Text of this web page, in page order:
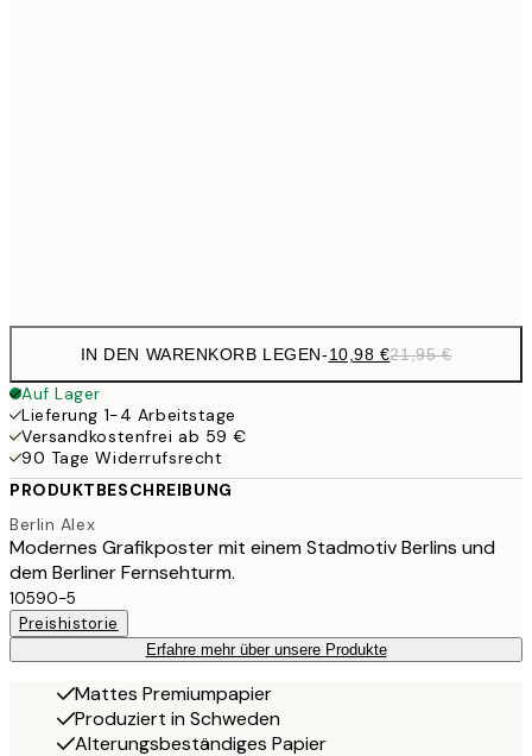
IN DEN WARENKORB LEGEN-10,98 €21,95 €
Auf Lager
Lieferung 1-4 Arbeitstage
Versandkostenfrei ab 59 €
90 Tage Widerrufsrecht
PRODUKTBESCHREIBUNG
Berlin Alex
Modernes Grafikposter mit einem Stadmotiv Berlins und
dem Berliner Fernsehturm.
10590-5
Preishistorie
Erfahre mehr über unsere Produkte
Mattes Premiumpapier
Produziert in Schweden
Alterungsbeständiges Papier